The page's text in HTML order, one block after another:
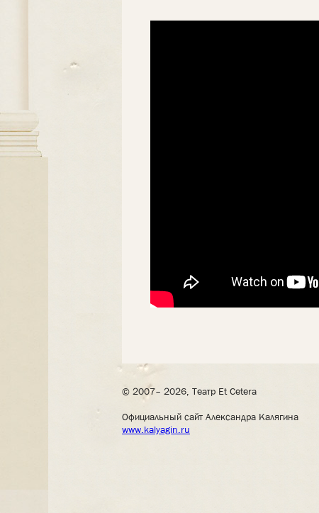
© 2007– 2026, Театр Et Cetera
Официальный сайт Александра Калягина
www.kalyagin.ru